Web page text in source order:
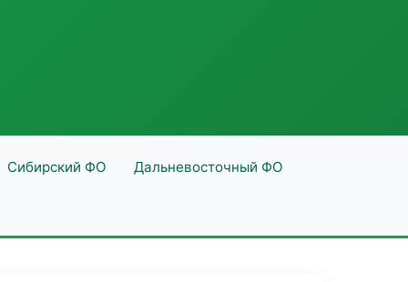
Сибирский ФО Дальневосточный ФО